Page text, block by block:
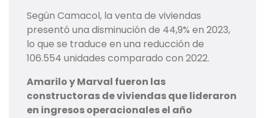
Según Camacol, la venta de viviendas
presentó una disminución de 44,9% en 2023,
lo que se traduce en una reducción de
106.554 unidades comparado con 2022.
Amarilo y Marval fueron las
constructoras de viviendas que lideraron
en ingresos operacionales el año